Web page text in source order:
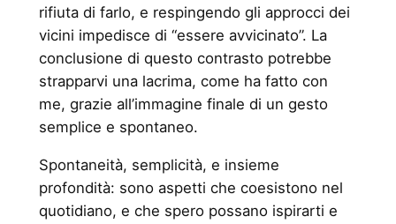
rifiuta di farlo, e respingendo gli approcci dei
vicini impedisce di “essere avvicinato”. La
conclusione di questo contrasto potrebbe
strapparvi una lacrima, come ha fatto con
me, grazie all’immagine finale di un gesto
semplice e spontaneo.
Spontaneità, semplicità, e insieme
profondità: sono aspetti che coesistono nel
quotidiano, e che spero possano ispirarti e